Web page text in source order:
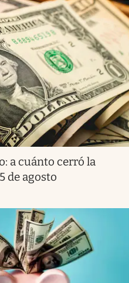
a cuánto cerró la
de agosto